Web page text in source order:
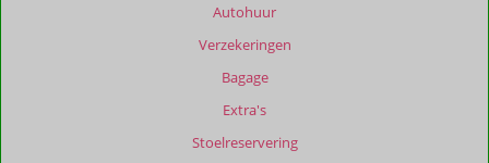
Autohuur
Verzekeringen
Bagage
Extra's
Stoelreservering